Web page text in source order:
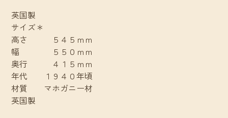
英国製
サイズ＊
高さ ５４５ｍｍ
幅 ５５０ｍｍ
奥行 ４１５ｍｍ
年代 １９４０年頃
材質 マホガニー材
英国製